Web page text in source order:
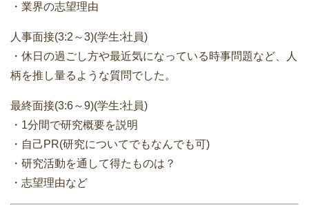
・業界の志望理由
人事面接(3:2～3)(学生:社員)
・休日の過ごし方や最近気になっている時事問題など、人
柄を推し量るような質問でした。
最終面接(3:6～9)(学生:社員)
・1分間で研究概要を説明
・自己PR(研究についてでもなんでも可)
・研究活動を通して得たものは？
・志望理由など